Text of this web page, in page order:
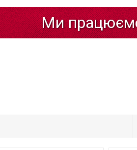
Ми працюємо!